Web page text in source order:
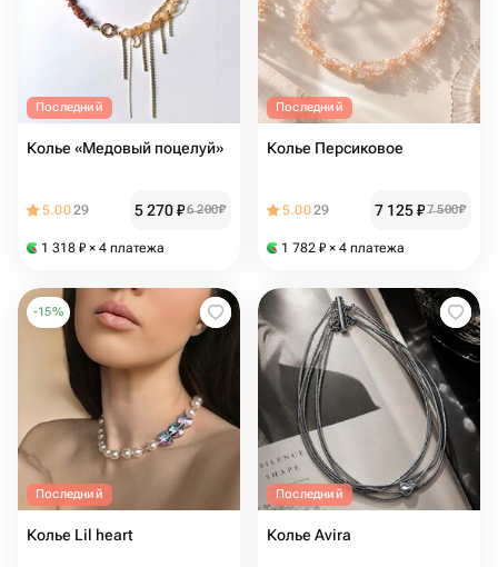
Последний
Колье «Медовый поцелуй»
5.0029 5 270₽6 200₽
1 318 ₽ × 4 платежа
Последний
Колье Персиковое
5.0029 7 125₽7 500₽
1 782 ₽ × 4 платежа
-15%
Последний
Колье Lil heart
Последний
Колье Avira